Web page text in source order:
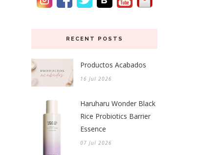
RECENT POSTS
Productos Acabados
16 Jul 2026
Haruharu Wonder Black
Rice Probiotics Barrier
Essence
07 Jul 2026